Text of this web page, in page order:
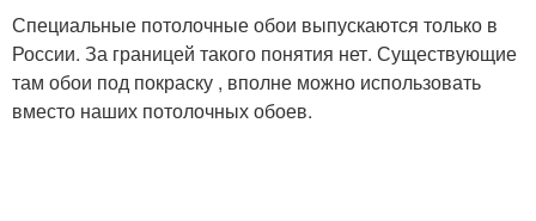
Специальные потолочные обои выпускаются только в
России. За границей такого понятия нет. Существующие
там обои под покраску , вполне можно использовать
вместо наших потолочных обоев.